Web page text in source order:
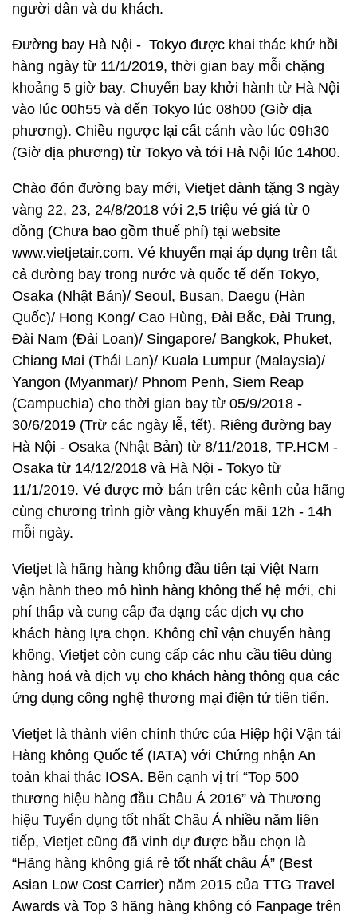
người dân và du khách.
Đường bay Hà Nội - Tokyo được khai thác khứ hồi
hàng ngày từ 11/1/2019, thời gian bay mỗi chặng
khoảng 5 giờ bay. Chuyến bay khởi hành từ Hà Nội
vào lúc 00h55 và đến Tokyo lúc 08h00 (Giờ địa
phương). Chiều ngược lại cất cánh vào lúc 09h30
(Giờ địa phương) từ Tokyo và tới Hà Nội lúc 14h00.
Chào đón đường bay mới, Vietjet dành tặng 3 ngày
vàng 22, 23, 24/8/2018 với 2,5 triệu vé giá từ 0
đồng (Chưa bao gồm thuế phí) tại website
www.vietjetair.com. Vé khuyến mại áp dụng trên tất
cả đường bay trong nước và quốc tế đến Tokyo,
Osaka (Nhật Bản)/ Seoul, Busan, Daegu (Hàn
Quốc)/ Hong Kong/ Cao Hùng, Đài Bắc, Đài Trung,
Đài Nam (Đài Loan)/ Singapore/ Bangkok, Phuket,
Chiang Mai (Thái Lan)/ Kuala Lumpur (Malaysia)/
Yangon (Myanmar)/ Phnom Penh, Siem Reap
(Campuchia) cho thời gian bay từ 05/9/2018 -
30/6/2019 (Trừ các ngày lễ, tết). Riêng đường bay
Hà Nội - Osaka (Nhật Bản) từ 8/11/2018, TP.HCM -
Osaka từ 14/12/2018 và Hà Nội - Tokyo từ
11/1/2019. Vé được mở bán trên các kênh của hãng
cùng chương trình giờ vàng khuyến mãi 12h - 14h
mỗi ngày.
Vietjet là hãng hàng không đầu tiên tại Việt Nam
vận hành theo mô hình hàng không thế hệ mới, chi
phí thấp và cung cấp đa dạng các dịch vụ cho
khách hàng lựa chọn. Không chỉ vận chuyển hàng
không, Vietjet còn cung cấp các nhu cầu tiêu dùng
hàng hoá và dịch vụ cho khách hàng thông qua các
ứng dụng công nghệ thương mại điện tử tiên tiến.
Vietjet là thành viên chính thức của Hiệp hội Vận tải
Hàng không Quốc tế (IATA) với Chứng nhận An
toàn khai thác IOSA. Bên cạnh vị trí “Top 500
thương hiệu hàng đầu Châu Á 2016” và Thương
hiệu Tuyển dụng tốt nhất Châu Á nhiều năm liên
tiếp, Vietjet cũng đã vinh dự được bầu chọn là
“Hãng hàng không giá rẻ tốt nhất châu Á” (Best
Asian Low Cost Carrier) năm 2015 của TTG Travel
Awards và Top 3 hãng hàng không có Fanpage trên